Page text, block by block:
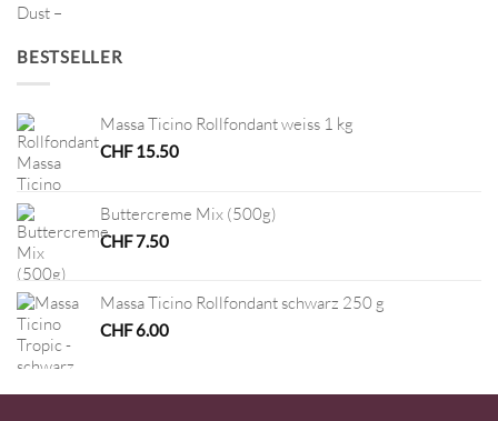
BESTSELLER
Massa Ticino Rollfondant weiss 1 kg
CHF15.50
Buttercreme Mix (500g)
CHF7.50
Massa Ticino Rollfondant schwarz 250 g
CHF6.00